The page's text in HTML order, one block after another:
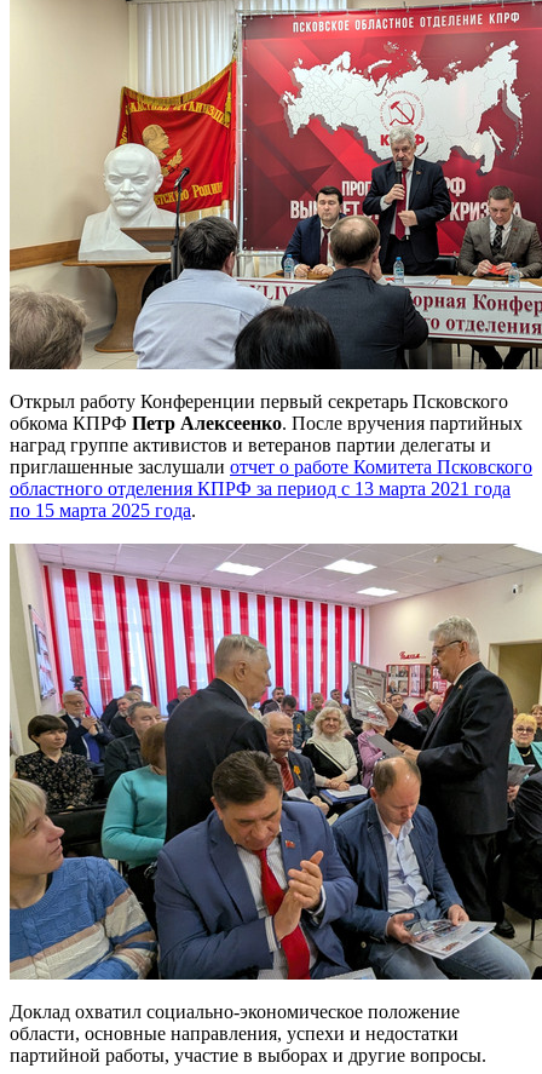
Открыл работу Конференции первый секретарь Псковского
обкома КПРФ Петр Алексеенко. После вручения партийных
наград группе активистов и ветеранов партии делегаты и
приглашенные заслушали отчет о работе Комитета Псковского
областного отделения КПРФ за период с 13 марта 2021 года
по 15 марта 2025 года.
Доклад охватил социально-экономическое положение
области, основные направления, успехи и недостатки
партийной работы, участие в выборах и другие вопросы.